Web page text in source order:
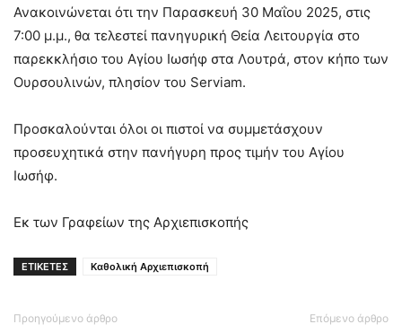
Ανακοινώνεται ότι την Παρασκευή 30 Μαΐου 2025, στις
7:00 μ.μ., θα τελεστεί πανηγυρική Θεία Λειτουργία στο
παρεκκλήσιο του Αγίου Ιωσήφ στα Λουτρά, στον κήπο των
Ουρσουλινών, πλησίον του Serviam.
Προσκαλούνται όλοι οι πιστοί να συμμετάσχουν
προσευχητικά στην πανήγυρη προς τιμήν του Αγίου
Ιωσήφ.
Εκ των Γραφείων της Αρχιεπισκοπής
ΕΤΙΚΕΤΕΣ Καθολική Αρχιεπισκοπή
Προηγούμενο άρθρο Επόμενο άρθρο